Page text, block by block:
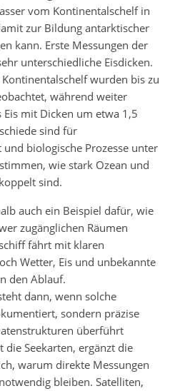
vom Kontinentalschelf in
zur Bildung antarktischer
kann. Erste Messungen der
unterschiedliche Eisdicken.
wurden bis zu
während weiter
mit Dicken um etwa 1,5
sind für
und biologische Prozesse unter
wie stark Ozean und
sind.
auch ein Beispiel dafür, wie
zugänglichen Räumen
fährt mit klaren
Wetter, Eis und unbekannte
den Ablauf.
dann, wenn solche
sondern präzise
überführt
Seekarten, ergänzt die
warum direkte Messungen
bleiben. Satelliten,